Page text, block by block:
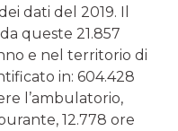
dati del 2019. Il
queste 21.857
e nel territorio di
in: 604.428
l’ambulatorio,
12.778 ore